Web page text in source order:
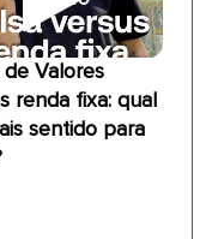
de Valores
renda fixa: qual
sentido para